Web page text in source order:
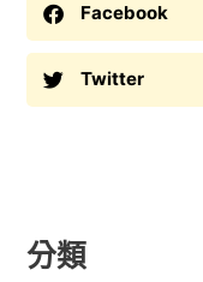
Facebook
Twitter
分類